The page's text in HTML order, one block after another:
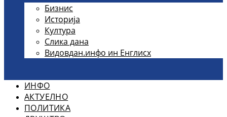
Бизнис
Историја
Култура
Слика дана
Видовдан.инфо ин Енглисх
ИНФО
АКТУЕЛНО
ПОЛИТИКА